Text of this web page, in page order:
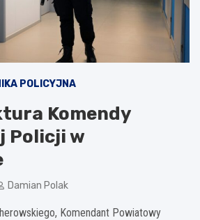
POLICYJNA
Komendy
Policji w
Damian Polak
Komendant Powiatowy